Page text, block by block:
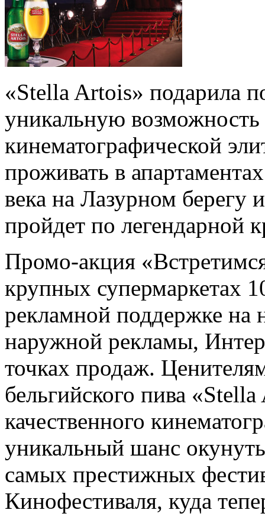
«Stella Artois» подарила
уникальную возможность
кинематографической
проживать в
века на Лазурном
пройдет по легендарной
Промо-акция
крупных супермаркетах
рекламной поддержке на
наружной рекламы,
точках продаж.
бельгийского пива
качественного
уникальный шанс
самых престижных
Кинофестиваля, куда